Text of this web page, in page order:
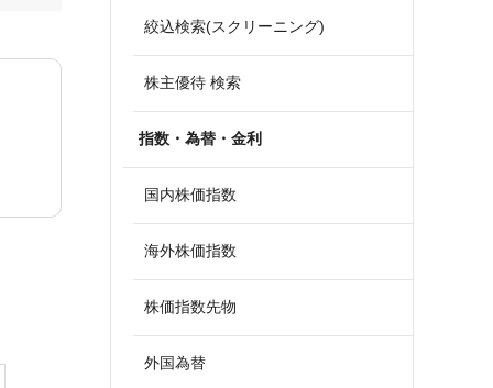
絞込検索(スクリーニング)
株主優待 検索
指数・為替・金利
国内株価指数
海外株価指数
株価指数先物
外国為替